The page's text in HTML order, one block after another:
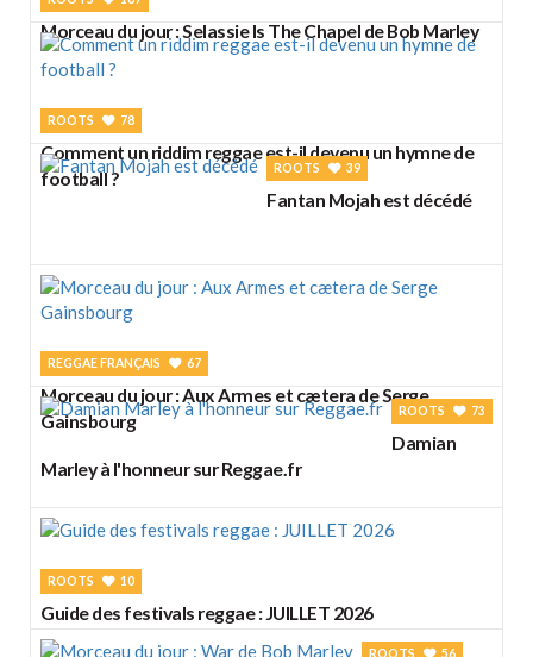
Morceau du jour : Selassie Is The Chapel de Bob Marley
ROOTS 78
Comment un riddim reggae est-il devenu un hymne de
football ?
ROOTS 39
Fantan Mojah est décédé
REGGAE FRANÇAIS 67
Morceau du jour : Aux Armes et cætera de Serge
Gainsbourg
ROOTS 73
Damian
Marley à l'honneur sur Reggae.fr
ROOTS 10
Guide des festivals reggae : JUILLET 2026
ROOTS 56